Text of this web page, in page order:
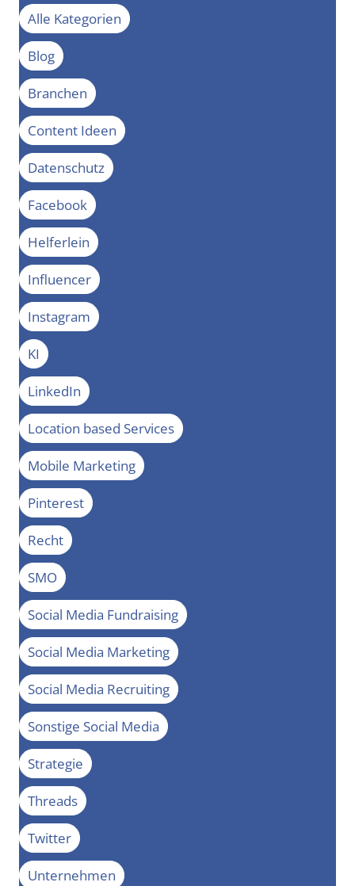
Alle Kategorien
Blog
Branchen
Content Ideen
Datenschutz
Facebook
Helferlein
Influencer
Instagram
KI
LinkedIn
Location based Services
Mobile Marketing
Pinterest
Recht
SMO
Social Media Fundraising
Social Media Marketing
Social Media Recruiting
Sonstige Social Media
Strategie
Threads
Twitter
Unternehmen